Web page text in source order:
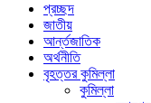
প্রচ্ছদ
জাতীয়
আর্ন্তজাতিক
অর্থনীতি
বৃহত্তর কুমিল্লা
কুমিল্লা